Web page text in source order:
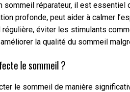
sommeil réparateur, il est
profonde, peut aider à calmer
éviter les stimulants
la qualité du sommeil
le sommeil ?
le sommeil de manière